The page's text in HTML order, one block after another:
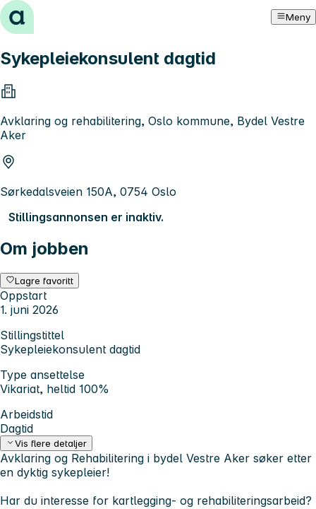
Hopp til innhold Meny
Sykepleiekonsulent dagtid
Avklaring og rehabilitering, Oslo kommune, Bydel Vestre
Aker
Sørkedalsveien 150A, 0754 Oslo
Stillingsannonsen er inaktiv.
Om jobben
Lagre favoritt
Oppstart
1. juni 2026
Stillingstittel
Sykepleiekonsulent dagtid
Type ansettelse
Vikariat, heltid 100%
Arbeidstid
Dagtid
Vis flere detaljer
Avklaring og Rehabilitering i bydel Vestre Aker søker etter
en dyktig sykepleier!
Har du interesse for kartlegging- og rehabiliteringsarbeid?